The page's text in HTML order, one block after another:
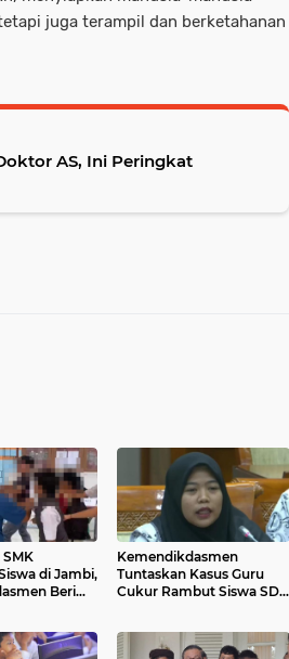
juga terampil dan berketahanan
AS, Ini Peringkat
di Jambi,
Beri
Kemendikdasmen
Tuntaskan Kasus Guru
Cukur Rambut Siswa SD